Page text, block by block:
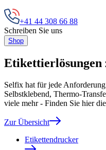
+41 44 308 66 88
Schreiben Sie uns
Shop
Etikettierlösungen
Selfix hat für jede
Selbstklebend, Thermo-
viele mehr - Finden Sie hier
Zur Übersicht
Etikettendrucker